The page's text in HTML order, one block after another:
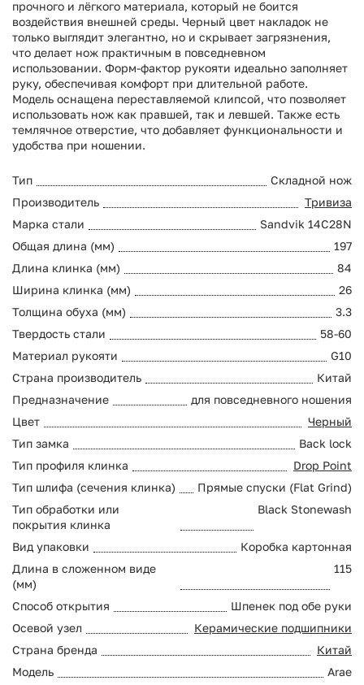
прочного и лёгкого материала, который не боится
воздействия внешней среды. Черный цвет накладок не
только выглядит элегантно, но и скрывает загрязнения,
что делает нож практичным в повседневном
использовании. Форм-фактор рукояти идеально заполняет
руку, обеспечивая комфорт при длительной работе.
Модель оснащена переставляемой клипсой, что позволяет
использовать нож как правшей, так и левшей. Также есть
темлячное отверстие, что добавляет функциональности и
удобства при ношении.
Тип
Складной нож
Производитель
Тривиза
Марка стали
Sandvik 14C28N
Общая длина (мм)
197
Длина клинка (мм)
84
Ширина клинка (мм)
26
Толщина обуха (мм)
3.3
Твердость стали
58-60
Материал рукояти
G10
Страна производитель
Китай
Предназначение
для повседневного ношения
Цвет
Черный
Тип замка
Back lock
Тип профиля клинка
Drop Point
Тип шлифа (сечения клинка)
Прямые спуски (Flat Grind)
Тип обработки или
покрытия клинка
Black Stonewash
Вид упаковки
Коробка картонная
Длина в сложенном виде
(мм)
115
Способ открытия
Шпенек под обе руки
Осевой узел
Керамические подшипники
Страна бренда
Китай
Модель
Arae